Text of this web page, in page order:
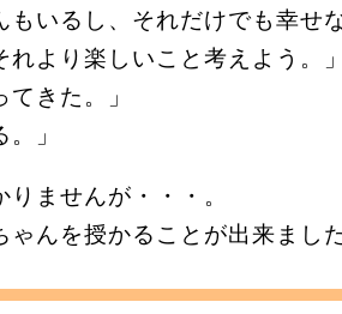
いるし、それだけでも幸せ
より楽しいこと考えよう。」
きた。」
」
ませんが・・・。
んを授かることが出来ました